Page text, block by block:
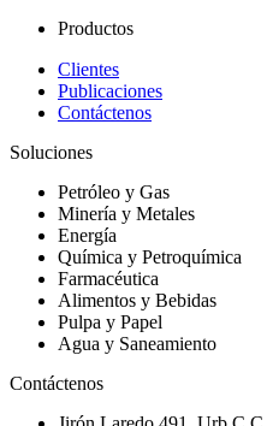
Productos
Clientes
Publicaciones
Contáctenos
Soluciones
Petróleo y Gas
Minería y Metales
Energía
Química y Petroquímica
Farmacéutica
Alimentos y Bebidas
Pulpa y Papel
Agua y Saneamiento
Contáctenos